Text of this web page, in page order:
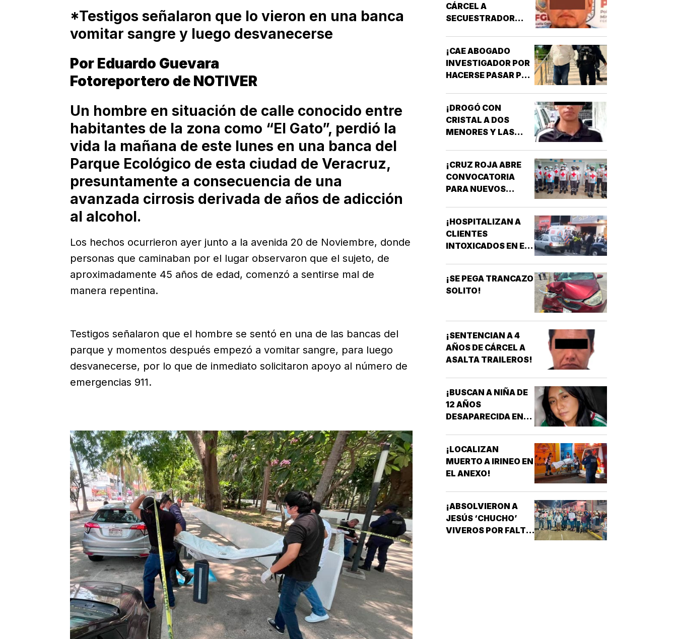
*Testigos señalaron que lo vieron en una banca
vomitar sangre y luego desvanecerse
Por Eduardo Guevara
Fotoreportero de NOTIVER
Un hombre en situación de calle conocido entre
habitantes de la zona como “El Gato”, perdió la
vida la mañana de este lunes en una banca del
Parque Ecológico de esta ciudad de Veracruz,
presuntamente a consecuencia de una
avanzada cirrosis derivada de años de adicción
al alcohol.
Los hechos ocurrieron ayer junto a la avenida 20 de Noviembre, donde
personas que caminaban por el lugar observaron que el sujeto, de
aproximadamente 45 años de edad, comenzó a sentirse mal de
manera repentina.
Testigos señalaron que el hombre se sentó en una de las bancas del
parque y momentos después empezó a vomitar sangre, para luego
desvanecerse, por lo que de inmediato solicitaron apoyo al número de
emergencias 911.
CÁRCEL A
SECUESTRADOR
¡CAE ABOGADO
INVESTIGADOR POR
HACERSE PASAR POR
¡DROGÓ CON
CRISTAL A DOS
MENORES Y LAS
¡CRUZ ROJA ABRE
CONVOCATORIA
PARA NUEVOS
URGENCIAS
MÉDICAS!
¡HOSPITALIZAN A
CLIENTES
INTOXICADOS EN EL
¡SE PEGA TRANCAZO
SOLITO!
¡SENTENCIAN A 4
AÑOS DE CÁRCEL A
ASALTA TRAILEROS!
¡BUSCAN A NIÑA DE
12 AÑOS
DESAPARECIDA EN
¡LOCALIZAN
MUERTO A IRINEO EN
EL ANEXO!
¡ABSOLVIERON A
JESÚS ‘CHUCHO’
VIVEROS POR FALTA